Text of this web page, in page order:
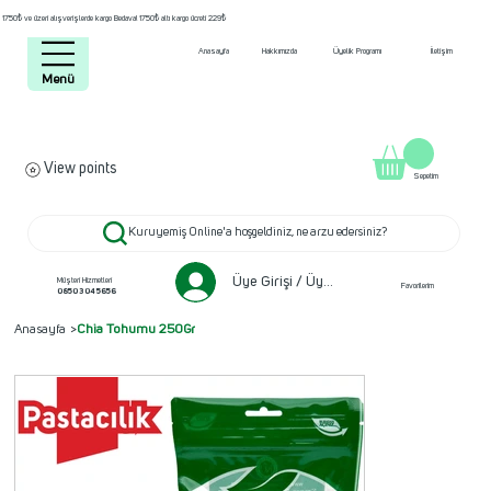
1750₺ ve üzeri alışverişlerde kargo Bedava! 1750₺ altı kargo ücreti 229₺
Anasayfa Hakkımızda Üyelik Programı İletişim
Kuruyemiş Online'a hoşgeldiniz, ne arzu edersiniz?
Müşteri Hizmetleri
0850 304 5656
Üye Girişi / Üye ol
View points
Favorilerim
Sepetim
Menü
Anasayfa >Chia Tohumu 250Gr